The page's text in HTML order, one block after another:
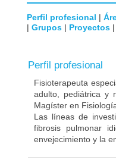
Perfil profesional |
| Grupos | Proyectos
Perfil profesional
Fisioterapeuta
adulto, pediátrica y
Magíster en
Las líneas de
fibrosis pulmonar
envejecimiento y la